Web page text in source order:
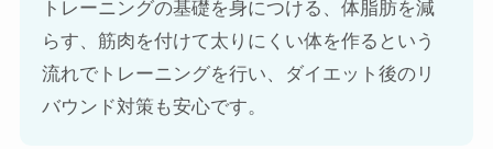
トレーニングの基礎を身につける、体脂肪を減
らす、筋肉を付けて太りにくい体を作るという
流れでトレーニングを行い、ダイエット後のリ
バウンド対策も安心です。